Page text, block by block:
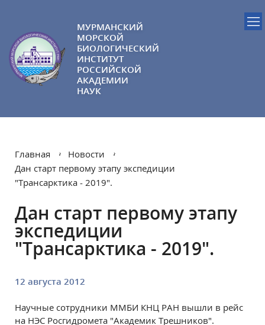
МУРМАНСКИЙ
МОРСКОЙ
БИОЛОГИЧЕСКИЙ
ИНСТИТУТ
РОССИЙСКОЙ
АКАДЕМИИ
НАУК
Главная
Новости
Дан старт первому этапу экспедиции
"Трансарктика - 2019".
Дан старт первому этапу
экспедиции
"Трансарктика - 2019".
12 августа 2012
Научные сотрудники ММБИ КНЦ РАН вышли в рейс
на НЭС Росгидромета "Академик Трешников".